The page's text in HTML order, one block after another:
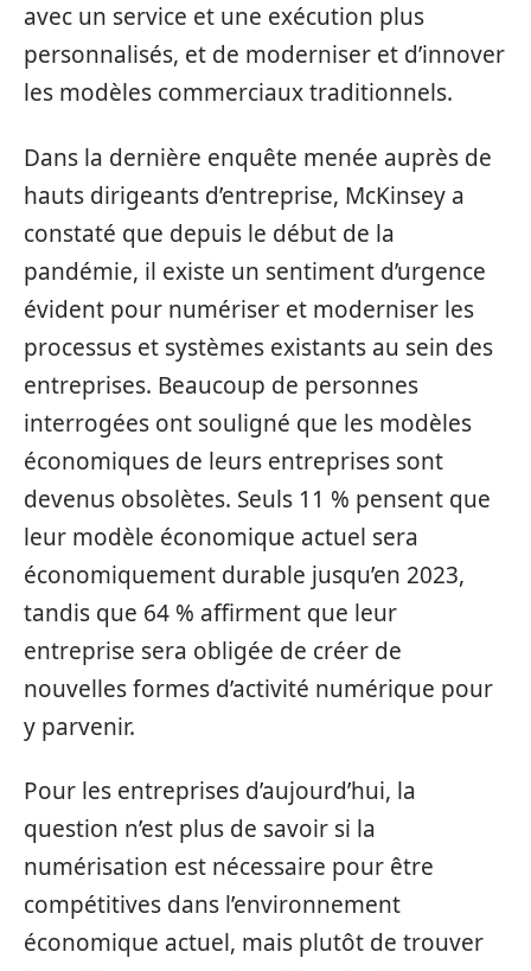
avec un service et une exécution plus
personnalisés, et de moderniser et d’innover
les modèles commerciaux traditionnels.
Dans la dernière enquête menée auprès de
hauts dirigeants d’entreprise, McKinsey a
constaté que depuis le début de la
pandémie, il existe un sentiment d’urgence
évident pour numériser et moderniser les
processus et systèmes existants au sein des
entreprises. Beaucoup de personnes
interrogées ont souligné que les modèles
économiques de leurs entreprises sont
devenus obsolètes. Seuls 11 % pensent que
leur modèle économique actuel sera
économiquement durable jusqu’en 2023,
tandis que 64 % affirment que leur
entreprise sera obligée de créer de
nouvelles formes d’activité numérique pour
y parvenir.
Pour les entreprises d’aujourd’hui, la
question n’est plus de savoir si la
numérisation est nécessaire pour être
compétitives dans l’environnement
économique actuel, mais plutôt de trouver